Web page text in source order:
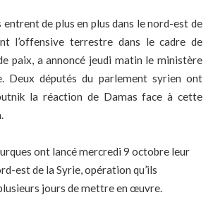
de plus en plus dans le nord-est de
l’offensive terrestre dans le cadre de
paix, a annoncé jeudi matin le ministère
Deux députés du parlement syrien ont
la réaction de Damas face à cette
ont lancé mercredi 9 octobre leur
est de la Syrie, opération qu’ils
jours de mettre en œuvre.